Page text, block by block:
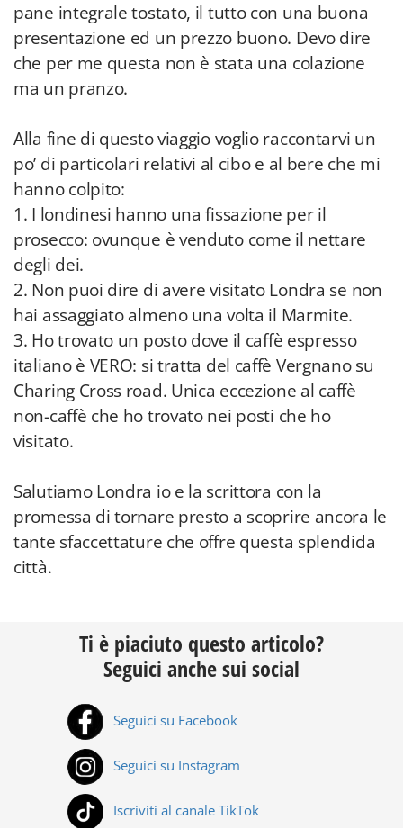
pane integrale tostato, il tutto con una buona
presentazione ed un prezzo buono. Devo dire
che per me questa non è stata una colazione
ma un pranzo.
Alla fine di questo viaggio voglio raccontarvi un
po’ di particolari relativi al cibo e al bere che mi
hanno colpito:
1. I londinesi hanno una fissazione per il
prosecco: ovunque è venduto come il nettare
degli dei.
2. Non puoi dire di avere visitato Londra se non
hai assaggiato almeno una volta il Marmite.
3. Ho trovato un posto dove il caffè espresso
italiano è VERO: si tratta del caffè Vergnano su
Charing Cross road. Unica eccezione al caffè
non-caffè che ho trovato nei posti che ho
visitato.
Salutiamo Londra io e la scrittora con la
promessa di tornare presto a scoprire ancora le
tante sfaccettature che offre questa splendida
città.
Ti è piaciuto questo articolo?
Seguici anche sui social
Seguici su Facebook
Seguici su Instagram
Iscriviti al canale TikTok